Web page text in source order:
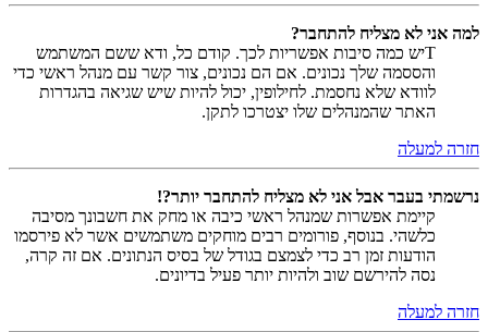
למה אני לא מצליח להתחבר?
Tיש כמה סיבות אפשריות לכך. קודם כל, ודא ששם המשתמש
והססמה שלך נכונים. אם הם נכונים, צור קשר עם מנהל ראשי כדי
לוודא שלא נחסמת. לחילופין, יכול להיות שיש שגיאה בהגדרות
האתר שהמנהלים שלו יצטרכו לתקן.
חזרה למעלה
נרשמתי בעבר אבל אני לא מצליח להתחבר יותר?!
קיימת אפשרות שמנהל ראשי כיבה או מחק את חשבונך מסיבה
כלשהי. בנוסף, פורומים רבים מוחקים משתמשים אשר לא פירסמו
הודעות זמן רב כדי לצמצם בגודל של בסיס הנתונים. אם זה קרה,
נסה להירשם שוב ולהיות יותר פעיל בדיונים.
חזרה למעלה